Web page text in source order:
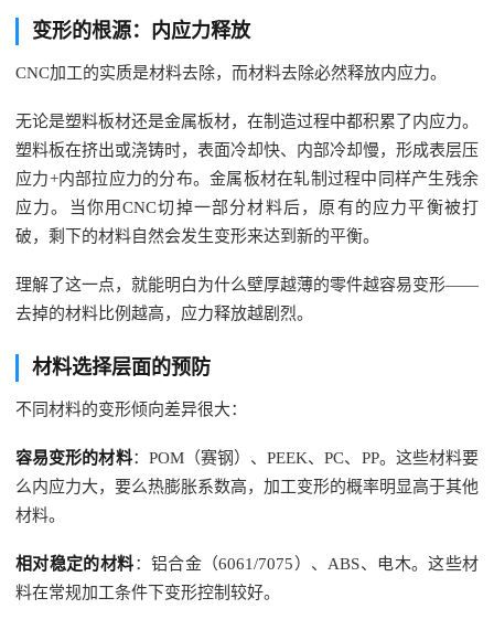
变形的根源：内应力释放
CNC加工的实质是材料去除，而材料去除必然释放内应力。
无论是塑料板材还是金属板材，在制造过程中都积累了内应力。
塑料板在挤出或浇铸时，表面冷却快、内部冷却慢，形成表层压
应力+内部拉应力的分布。金属板材在轧制过程中同样产生残余
应力。当你用CNC切掉一部分材料后，原有的应力平衡被打
破，剩下的材料自然会发生变形来达到新的平衡。
理解了这一点，就能明白为什么壁厚越薄的零件越容易变形——
去掉的材料比例越高，应力释放越剧烈。
材料选择层面的预防
不同材料的变形倾向差异很大：
容易变形的材料：POM（赛钢）、PEEK、PC、PP。这些材料要
么内应力大，要么热膨胀系数高，加工变形的概率明显高于其他
材料。
相对稳定的材料：铝合金（6061/7075）、ABS、电木。这些材
料在常规加工条件下变形控制较好。